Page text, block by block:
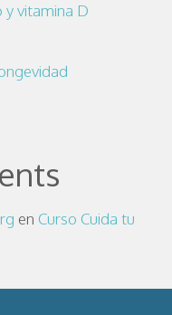
y vitamina D
en Curso Cuida tu